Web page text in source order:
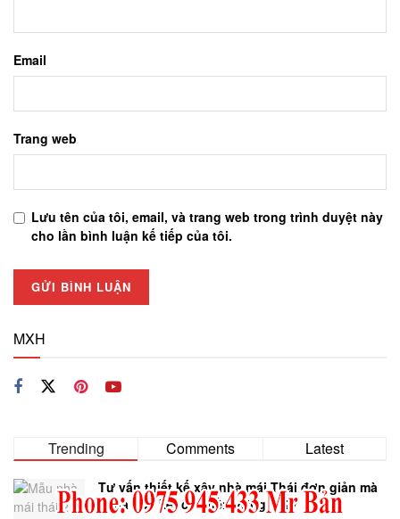
Email
Trang web
Lưu tên của tôi, email, và trang web trong trình duyệt này
cho lần bình luận kế tiếp của tôi.
MXH
Trending Comments Latest
Tư vấn thiết kế xây nhà mái Thái đơn giản mà
khoa học kết cấu bền vững 2027